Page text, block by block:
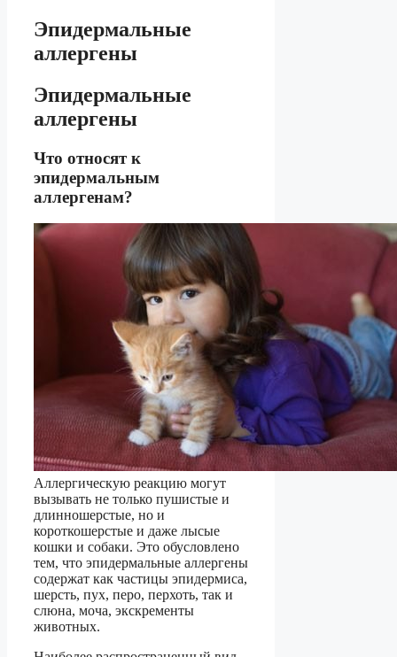
Эпидермальные
аллергены
Эпидермальные
аллергены
Что относят к
эпидермальным
аллергенам?
Аллергическую реакцию могут
вызывать не только пушистые и
длинношерстые, но и
короткошерстые и даже лысые
кошки и собаки. Это обусловлено
тем, что эпидермальные аллергены
содержат как частицы эпидермиса,
шерсть, пух, перо, перхоть, так и
слюна, моча, экскременты
животных.